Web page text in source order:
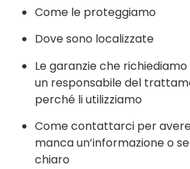
Come le proteggiamo
Dove sono localizzate
Le garanzie che
un responsabile del
perché li utilizziamo
Come contattarci per
manca un’informazione o
chiaro